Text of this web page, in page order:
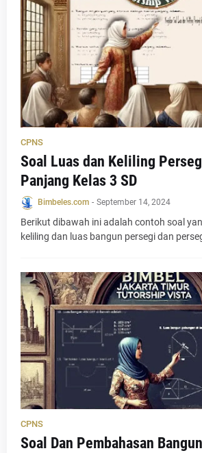
CPNS
Soal Luas dan Keliling
Panjang Kelas 3 SD
Bimbeles.com - September 14, 2024
Berikut dibawah ini adalah contoh soal
keliling dan luas bangun persegi dan
CPNS
Soal Dan Pembahasan